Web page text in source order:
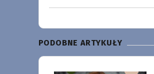
PODOBNE ARTYKUŁY